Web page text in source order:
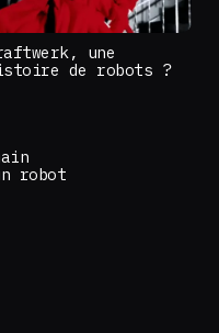
une
de robots ?
robot